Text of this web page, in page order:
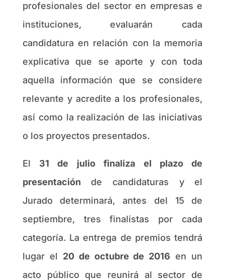
profesionales del sector en empresas e
instituciones, evaluarán cada
candidatura en relación con la memoria
explicativa que se aporte y con toda
aquella información que se considere
relevante y acredite a los profesionales,
así como la realización de las iniciativas
o los proyectos presentados.
El 31 de julio finaliza el plazo de
presentación de candidaturas y el
Jurado determinará, antes del 15 de
septiembre, tres finalistas por cada
categoría. La entrega de premios tendrá
lugar el 20 de octubre de 2016 en un
acto público que reunirá al sector de